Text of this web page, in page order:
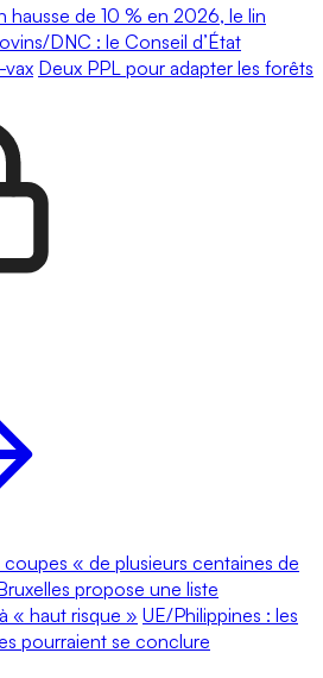
hausse de 10 % en 2026, le lin
DNC : le Conseil d’État
Deux PPL pour adapter les forêts
« de plusieurs centaines de
propose une liste
« haut risque » UE/Philippines : les
pourraient se conclure